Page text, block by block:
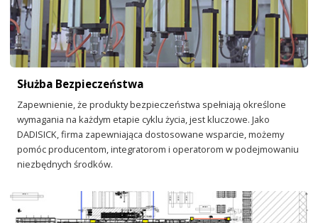
Służba Bezpieczeństwa
Zapewnienie, że produkty bezpieczeństwa spełniają określone
wymagania na każdym etapie cyklu życia, jest kluczowe. Jako
DADISICK, firma zapewniająca dostosowane wsparcie, możemy
pomóc producentom, integratorom i operatorom w podejmowaniu
niezbędnych środków.